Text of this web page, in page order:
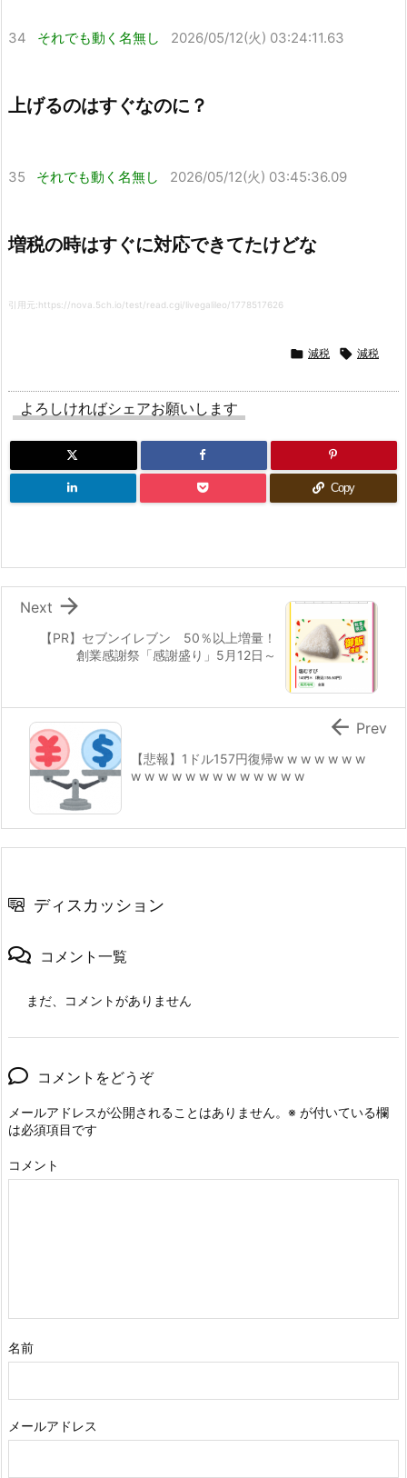
34 それでも動く名無し 2026/05/12(火) 03:24:11.63
上げるのはすぐなのに？
35 それでも動く名無し 2026/05/12(火) 03:45:36.09
増税の時はすぐに対応できてたけどな
引用元:https://nova.5ch.io/test/read.cgi/livegalileo/1778517626
 減税  減税
よろしければシェアお願いします
Copy
【PR】セブンイレブン 50％以上増量！
創業感謝祭「感謝盛り」5月12日～

Next
【悲報】1ドル157円復帰w w w w w w w
w w w w w w w w w w w w w
 Prev
ディスカッション
コメント一覧
まだ、コメントがありません
コメントをどうぞ
メールアドレスが公開されることはありません。 ※ が付いている欄
は必須項目です
コメント
名前
メールアドレス